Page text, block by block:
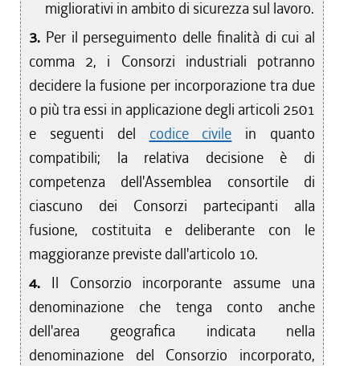
migliorativi in ambito di sicurezza sul lavoro.
3. Per il perseguimento delle finalità di cui al
comma 2, i Consorzi industriali potranno
decidere la fusione per incorporazione tra due
o più tra essi in applicazione degli articoli 2501
e seguenti del codice civile in quanto
compatibili; la relativa decisione è di
competenza dell'Assemblea consortile di
ciascuno dei Consorzi partecipanti alla
fusione, costituita e deliberante con le
maggioranze previste dall'articolo 10.
4. Il Consorzio incorporante assume una
denominazione che tenga conto anche
dell'area geografica indicata nella
denominazione del Consorzio incorporato,